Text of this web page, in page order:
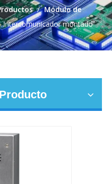
/ Módulo de
Intercomunicador montado